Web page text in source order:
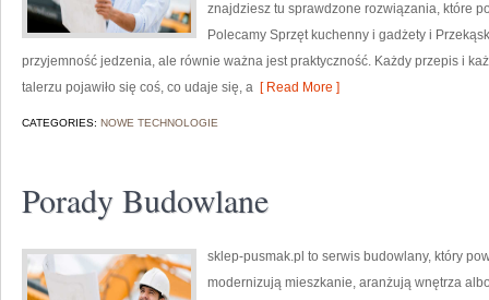
znajdziesz tu sprawdzone rozwiązania, które
Polecamy Sprzęt kuchenny i gadżety i
przyjemność jedzenia, ale równie ważna jest praktyczność. Każdy przepis i
talerzu pojawiło się coś, co udaje się, a [ Read More ]
CATEGORIES: NOWE TECHNOLOGIE
Porady Budowlane
sklep-pusmak.pl to serwis budowlany, który
modernizują mieszkanie, aranżują wnętrza